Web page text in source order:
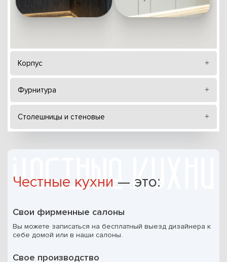
Корпус
Фурнитура
Столешницы и стеновые
Честные кухни — это:
Свои фирменные салоны
Вы можете записаться на бесплатный выезд дизайнера к
себе домой или в наши салоны.
Свое производство